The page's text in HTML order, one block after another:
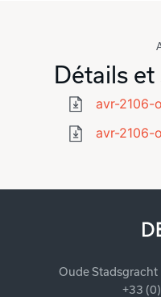
Détails
avr-2106-
avr-2106-
Oude
+33